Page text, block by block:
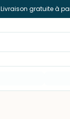
Livraison gratuite à